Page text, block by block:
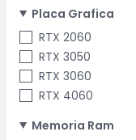
Placa Grafica
RTX 2060
RTX 3050
RTX 3060
RTX 4060
Memoria Ram